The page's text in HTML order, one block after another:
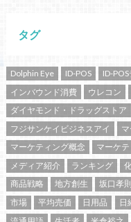
タグ
Dolphin Eye ID-POS ID-
インバウンド消費
ウレコン
ダイヤモンド・ドラッグストア
フジサンケイビジネスアイ
マーケティング概念
マーケ
メディア紹介
ランキング
商品戦略
地方創生 坂口孝則
市場
平均売価 日用品 日